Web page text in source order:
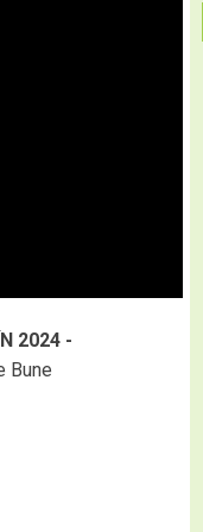
2024 -
Bune